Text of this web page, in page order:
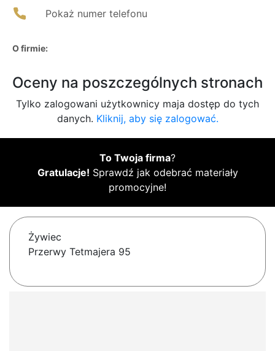
Pokaż numer telefonu
O firmie:
Oceny na poszczególnych stronach
Tylko zalogowani użytkownicy maja dostęp do tych
danych. Kliknij, aby się zalogować.
To Twoja firma?
Gratulacje! Sprawdź jak odebrać materiały
promocyjne!
Żywiec
Przerwy Tetmajera 95